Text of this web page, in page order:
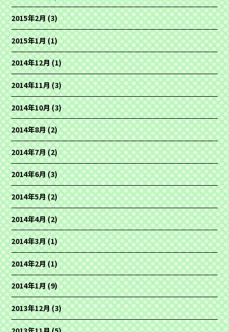
2015年2月(3)
2015年1月(1)
2014年12月(1)
2014年11月(3)
2014年10月(3)
2014年8月(2)
2014年7月(2)
2014年6月(3)
2014年5月(2)
2014年4月(2)
2014年3月(1)
2014年2月(1)
2014年1月(9)
2013年12月(3)